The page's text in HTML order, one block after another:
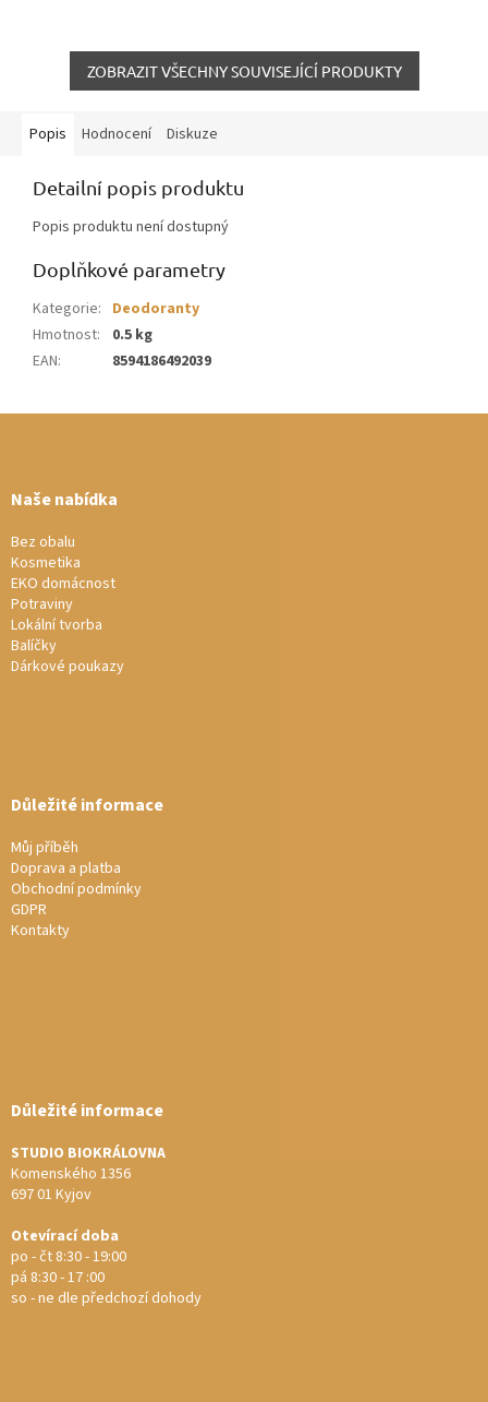
ZOBRAZIT VŠECHNY SOUVISEJÍCÍ PRODUKTY
Popis Hodnocení Diskuze
Detailní popis produktu
Popis produktu není dostupný
Doplňkové parametry
Kategorie: Deodoranty
Hmotnost:
0.5 kg
EAN: 8594186492039
Naše nabídka
Bez obalu
Kosmetika
EKO domácnost
Potraviny
Lokální tvorba
Balíčky
Dárkové poukazy
Důležité informace
Můj příběh
Doprava a platba
Obchodní podmínky
GDPR
Kontakty
Důležité informace
STUDIO BIOKRÁLOVNA
Komenského 1356
697 01 Kyjov
Otevírací doba
po - čt 8:30 - 19:00
pá 8:30 - 17 :00
so - ne dle předchozí dohody